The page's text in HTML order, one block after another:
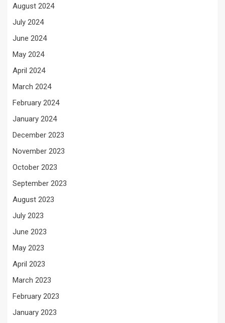
August 2024
July 2024
June 2024
May 2024
April 2024
March 2024
February 2024
January 2024
December 2023
November 2023
October 2023
September 2023
August 2023
July 2023
June 2023
May 2023
April 2023
March 2023
February 2023
January 2023